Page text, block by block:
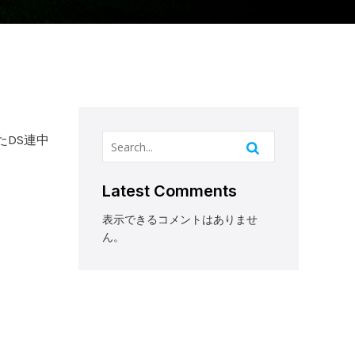
DS連中
Latest Comments
表示できるコメントはありませ
ん。